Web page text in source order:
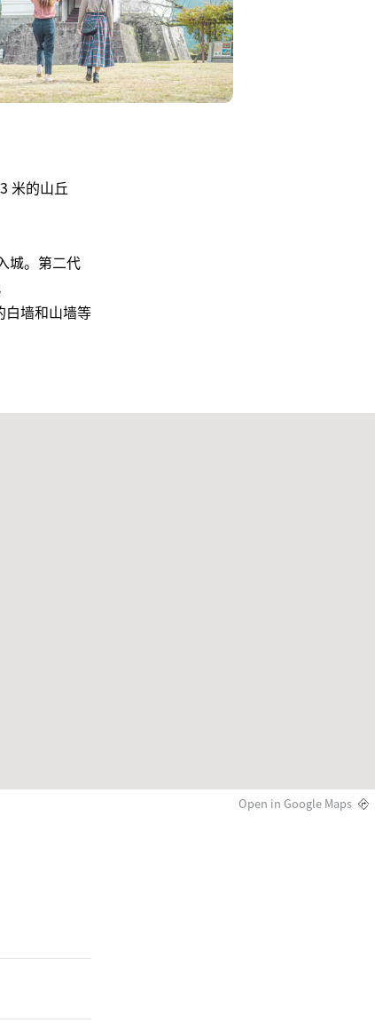
米的山丘
城。第二代
白墙和山墙等
Open in Google Maps